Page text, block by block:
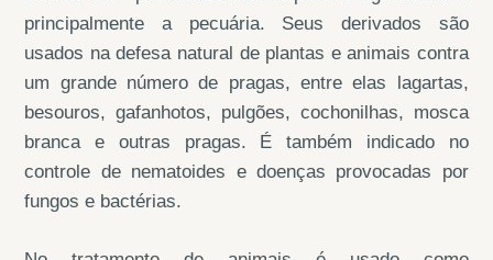
principalmente a pecuária. Seus derivados são
usados na defesa natural de plantas e animais contra
um grande número de pragas, entre elas lagartas,
besouros, gafanhotos, pulgões, cochonilhas, mosca
branca e outras pragas. É também indicado no
controle de nematoides e doenças provocadas por
fungos e bactérias.